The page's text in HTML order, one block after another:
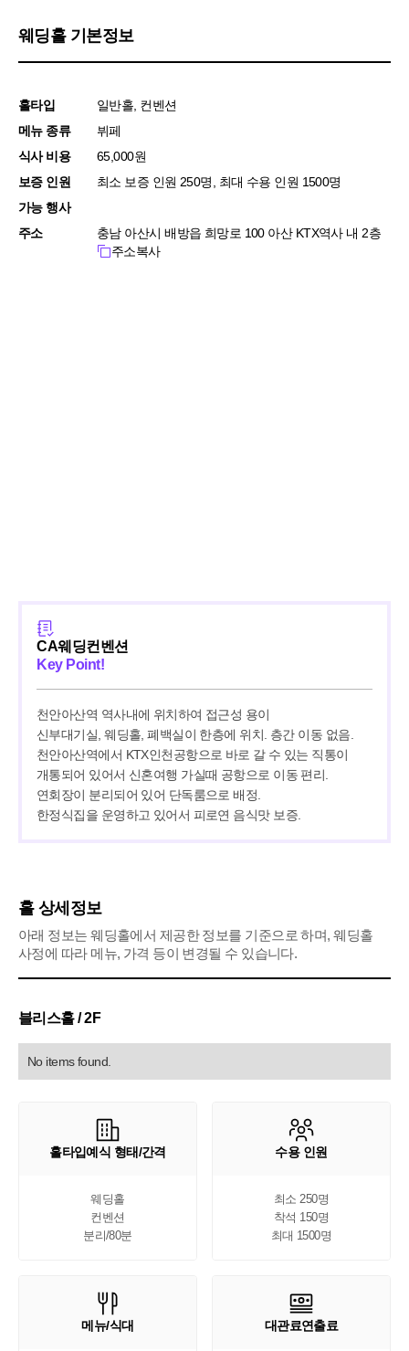
웨딩홀 기본정보
홀타입
일반홀, 컨벤션
메뉴 종류
뷔페
식사 비용
65,000원
보증 인원
최소 보증 인원 250명, 최대 수용 인원 1500명
가능 행사
주소
충남 아산시 배방읍 희망로 100 아산 KTX역사 내 2층
주소복사
CA웨딩컨벤션
Key Point!
천안아산역 역사내에 위치하여 접근성 용이
신부대기실, 웨딩홀, 폐백실이 한층에 위치. 층간 이동 없음.
천안아산역에서 KTX인천공항으로 바로 갈 수 있는 직통이
개통되어 있어서 신혼여행 가실때 공항으로 이동 편리.
연회장이 분리되어 있어 단독룸으로 배정.
한정식집을 운영하고 있어서 피로연 음식맛 보증.
홀 상세정보
아래 정보는 웨딩홀에서 제공한 정보를 기준으로 하며, 웨딩홀
사정에 따라 메뉴, 가격 등이 변경될 수 있습니다.
블리스홀 / 2F
No items found.
홀타입예식 형태/간격
웨딩홀
컨벤션
분리/80분
수용 인원
최소 250명
착석 150명
최대 1500명
메뉴/식대 대관료연출료